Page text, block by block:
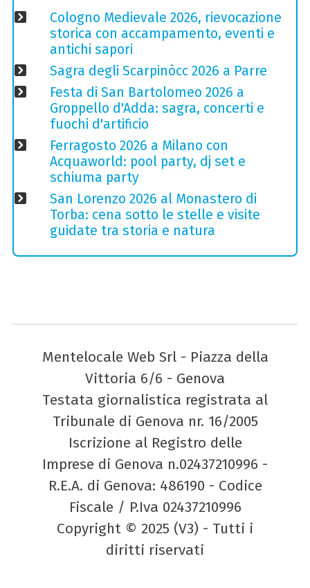
Cologno Medievale 2026, rievocazione
storica con accampamento, eventi e
antichi sapori
Sagra degli Scarpinòcc 2026 a Parre
Festa di San Bartolomeo 2026 a
Groppello d'Adda: sagra, concerti e
fuochi d'artificio
Ferragosto 2026 a Milano con
Acquaworld: pool party, dj set e
schiuma party
San Lorenzo 2026 al Monastero di
Torba: cena sotto le stelle e visite
guidate tra storia e natura
Mentelocale Web Srl - Piazza della
Vittoria 6/6 - Genova
Testata giornalistica registrata al
Tribunale di Genova nr. 16/2005
Iscrizione al Registro delle
Imprese di Genova n.02437210996 -
R.E.A. di Genova: 486190 - Codice
Fiscale / P.Iva 02437210996
Copyright © 2025 (V3) - Tutti i
diritti riservati